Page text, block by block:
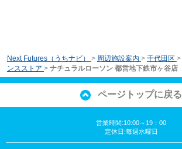
Next Futures（うちナビ） > 周辺施設案内 > 千代田区 >
ンスストア > ナチュラルローソン 都営地下鉄市ヶ谷店
ページトップに戻る
営業時間:10:00～19：00
定休日:毎週水曜日